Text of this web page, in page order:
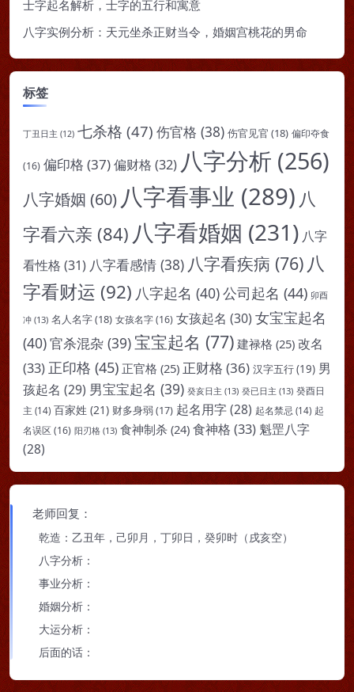
士字起名解析，士字的五行和寓意
八字实例分析：天元坐杀正财当令，婚姻宫桃花的男命
标签
丁丑日主 (12) 七杀格 (47) 伤官格 (38) 伤官见官 (18) 偏印夺食
(16) 偏印格 (37)偏财格 (32) 八字分析 (256)
八字婚姻 (60) 八字看事业 (289) 八
字看六亲 (84) 八字看婚姻 (231) 八字
看性格 (31) 八字看感情 (38) 八字看疾病 (76) 八
字看财运 (92) 八字起名 (40)公司起名 (44) 卯酉
冲 (13) 名人名字(18) 女孩名字(16) 女孩起名 (30) 女宝宝起名
(40)官杀混杂 (39) 宝宝起名 (77) 建禄格 (25) 改名
(33) 正印格 (45) 正官格 (25) 正财格 (36) 汉字五行(19) 男
孩起名 (29) 男宝宝起名 (39) 癸亥日主 (13) 癸已日主 (13) 癸酉日
主 (14) 百家姓 (21) 财多身弱(17) 起名用字(28) 起名禁忌 (14) 起
名误区 (16) 阳刃格 (13) 食神制杀 (24) 食神格 (33) 魁罡八字
(28)
老师回复：
乾造：乙丑年，己卯月，丁卯日，癸卯时（戌亥空）
八字分析：
事业分析：
婚姻分析：
大运分析：
后面的话：